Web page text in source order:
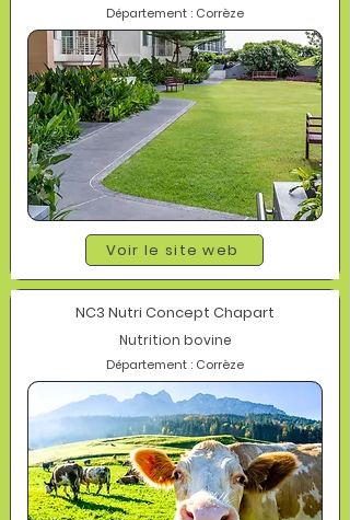
Département : Corrèze
Voir le site web
NC3 Nutri Concept Chapart
Nutrition bovine
Département : Corrèze